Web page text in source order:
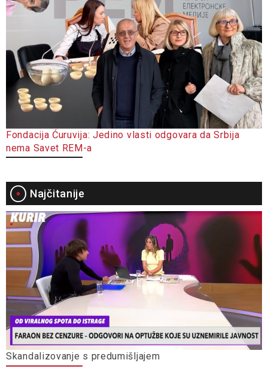
Fondacija Ćuruvija: Jedino vlasti odgovara da Srbija
nema Savet REM-a
Najčitanije
Skandalizovanje s predumišljajem